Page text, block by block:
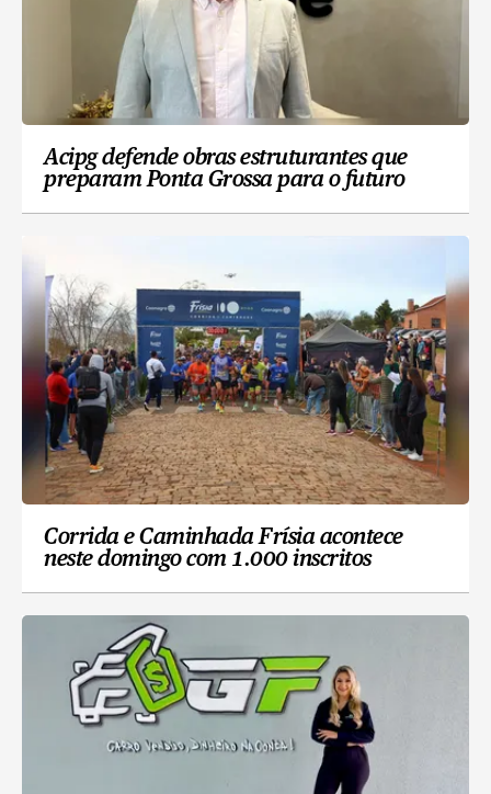
Acipg defende obras estruturantes que
preparam Ponta Grossa para o futuro
Corrida e Caminhada Frísia acontece
neste domingo com 1.000 inscritos